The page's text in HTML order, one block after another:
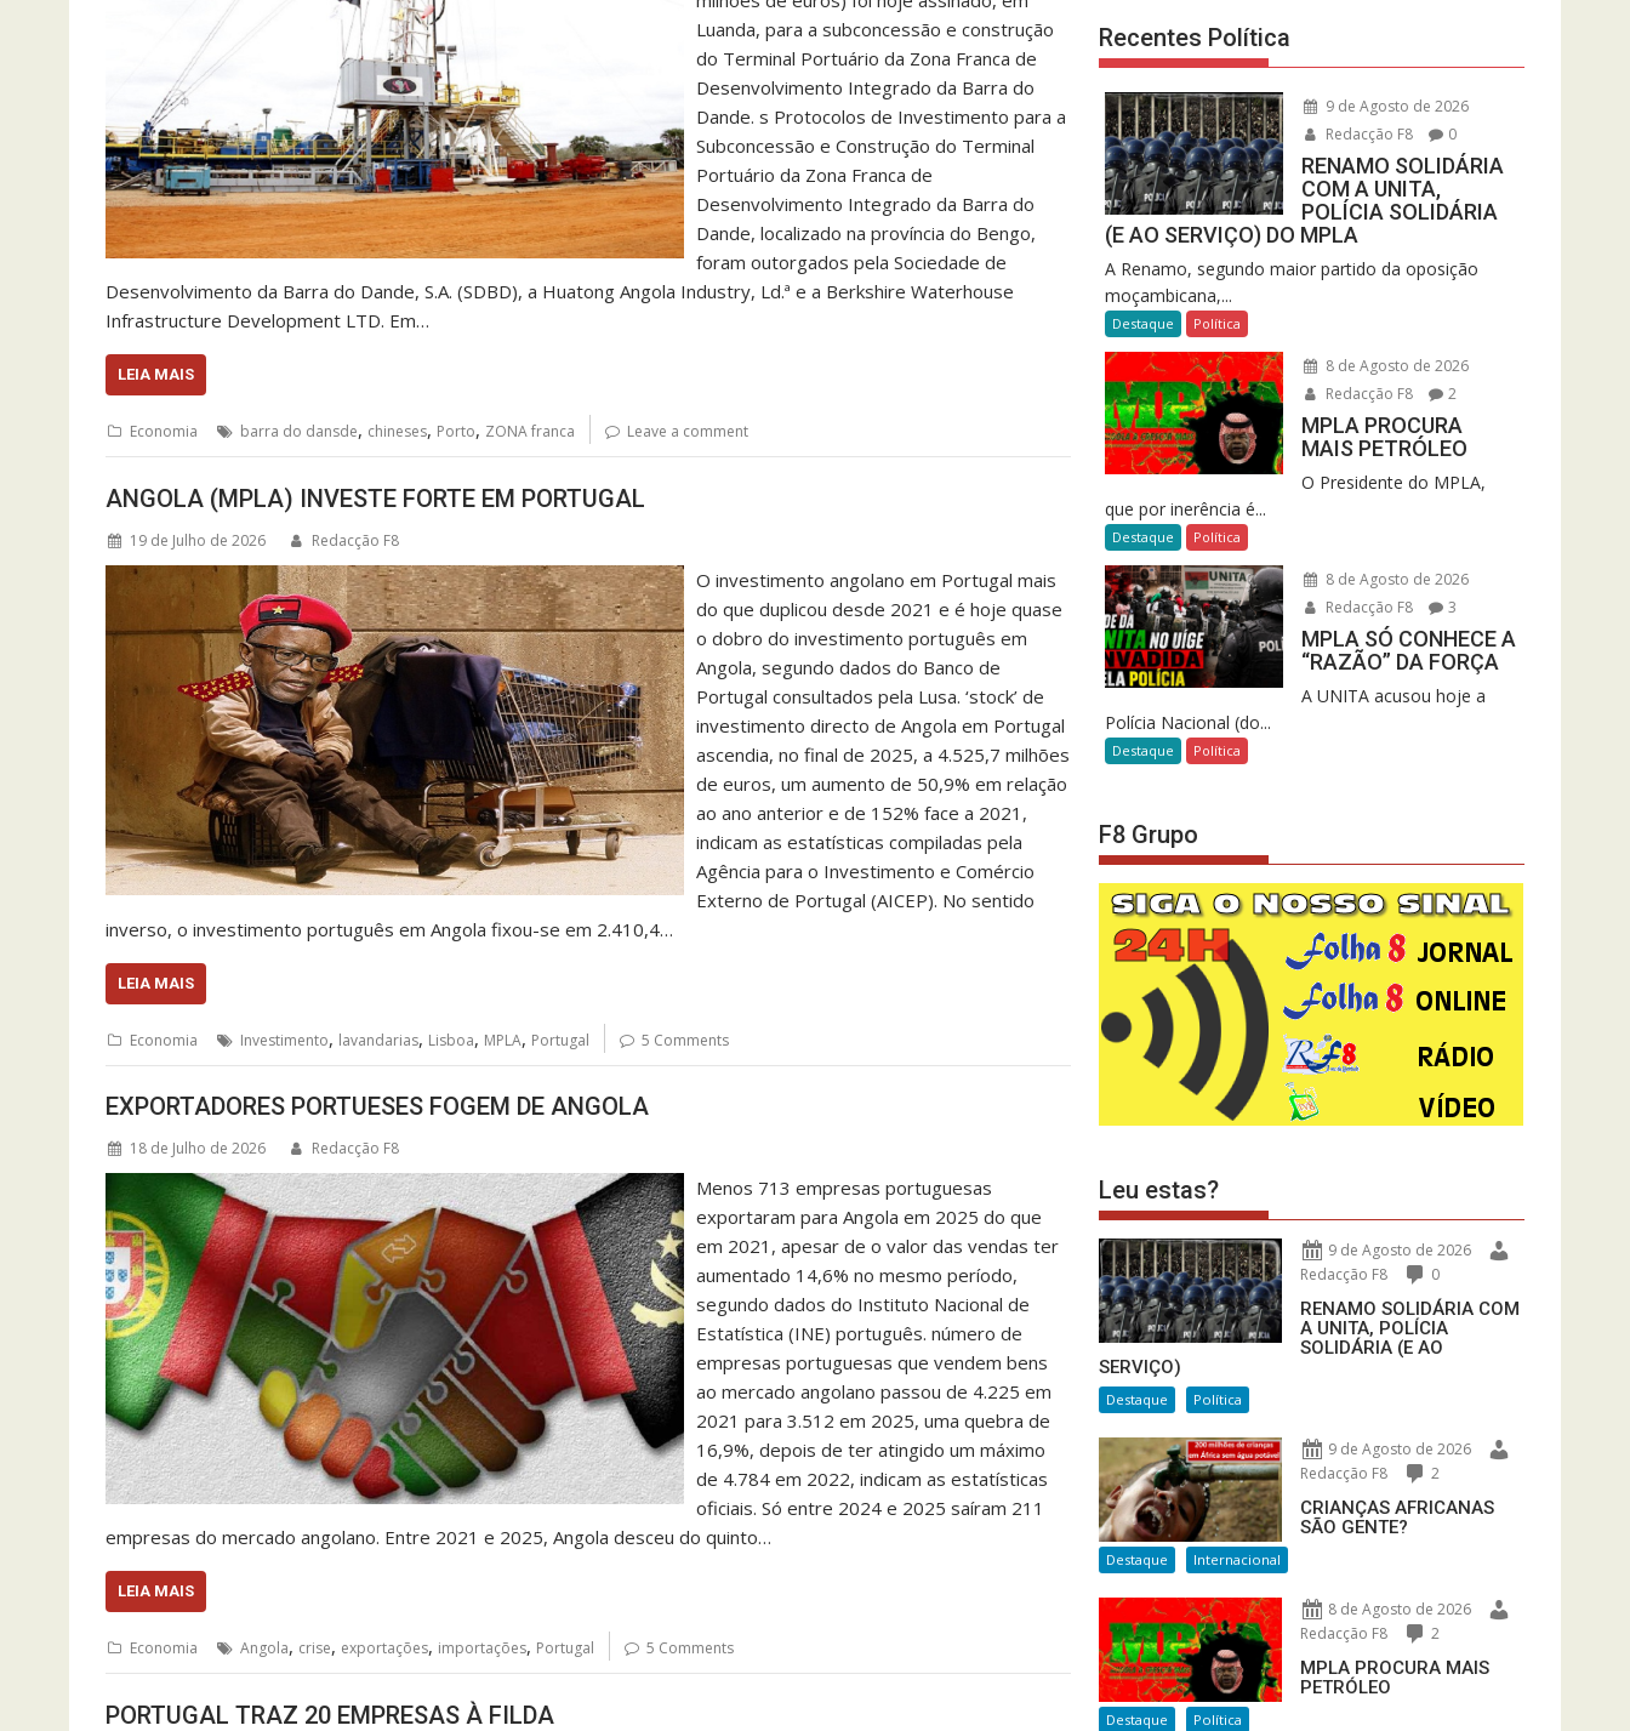
Luanda, para a subconcessão e construção
do Terminal Portuário da Zona Franca de
Desenvolvimento Integrado da Barra do
Dande. s Protocolos de Investimento para a
Subconcessão e Construção do Terminal
Portuário da Zona Franca de
Desenvolvimento Integrado da Barra do
Dande, localizado na província do Bengo,
foram outorgados pela Sociedade de
Desenvolvimento da Barra do Dande, S.A. (SDBD), a Huatong Angola Industry, Ld.ª e a Berkshire Waterhouse
Infrastructure Development LTD. Em…
LEIA MAIS
Economia barra do dansde, chineses, Porto, ZONA franca Leave a comment
ANGOLA (MPLA) INVESTE FORTE EM PORTUGAL
19 de Julho de 2026 Redacção F8
O investimento angolano em Portugal mais
do que duplicou desde 2021 e é hoje quase
o dobro do investimento português em
Angola, segundo dados do Banco de
Portugal consultados pela Lusa. ‘stock’ de
investimento directo de Angola em Portugal
ascendia, no final de 2025, a 4.525,7 milhões
de euros, um aumento de 50,9% em relação
ao ano anterior e de 152% face a 2021,
indicam as estatísticas compiladas pela
Agência para o Investimento e Comércio
Externo de Portugal (AICEP). No sentido
inverso, o investimento português em Angola fixou-se em 2.410,4…
LEIA MAIS
Economia Investimento, lavandarias, Lisboa, MPLA, Portugal 5 Comments
EXPORTADORES PORTUESES FOGEM DE ANGOLA
18 de Julho de 2026 Redacção F8
Menos 713 empresas portuguesas
exportaram para Angola em 2025 do que
em 2021, apesar de o valor das vendas ter
aumentado 14,6% no mesmo período,
segundo dados do Instituto Nacional de
Estatística (INE) português. número de
empresas portuguesas que vendem bens
ao mercado angolano passou de 4.225 em
2021 para 3.512 em 2025, uma quebra de
16,9%, depois de ter atingido um máximo
de 4.784 em 2022, indicam as estatísticas
oficiais. Só entre 2024 e 2025 saíram 211
empresas do mercado angolano. Entre 2021 e 2025, Angola desceu do quinto…
LEIA MAIS
Economia Angola, crise, exportações, importações, Portugal 5 Comments
PORTUGAL TRAZ 20 EMPRESAS À FILDA
Recentes Política
9 de Agosto de 2026
Redacção F8
0
RENAMO SOLIDÁRIA
COM A UNITA,
POLÍCIA SOLIDÁRIA
(E AO SERVIÇO) DO MPLA
A Renamo, segundo maior partido da oposição
moçambicana,...
Destaque Política
8 de Agosto de 2026
Redacção F8
2
MPLA PROCURA
MAIS PETRÓLEO
O Presidente do MPLA,
que por inerência é...
Destaque Política
8 de Agosto de 2026
Redacção F8
3
MPLA SÓ CONHECE A
“RAZÃO” DA FORÇA
A UNITA acusou hoje a
Polícia Nacional (do...
Destaque Política
F8 Grupo
Leu estas?
9 de Agosto de 2026
Redacção F8
0
RENAMO SOLIDÁRIA COM
A UNITA, POLÍCIA
SOLIDÁRIA (E AO
SERVIÇO)
Destaque Política
9 de Agosto de 2026
Redacção F8
2
CRIANÇAS AFRICANAS
SÃO GENTE?
Destaque Internacional
8 de Agosto de 2026
Redacção F8
2
MPLA PROCURA MAIS
PETRÓLEO
Destaque Política